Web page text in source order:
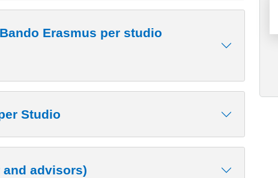
Erasmus per studio
Studio
advisors)